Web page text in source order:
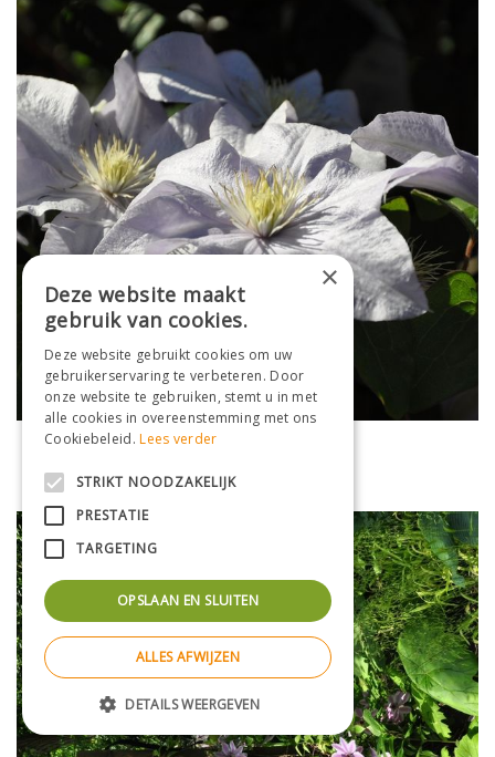
×
Deze website maakt
gebruik van cookies.
Deze website gebruikt cookies om uw
gebruikerservaring te verbeteren. Door
onze website te gebruiken, stemt u in met
alle cookies in overeenstemming met ons
Cookiebeleid.Lees verder
STRIKT NOODZAKELIJK
PRESTATIE
TARGETING
OPSLAAN EN SLUITEN
ALLES AFWIJZEN
DETAILS WEERGEVEN